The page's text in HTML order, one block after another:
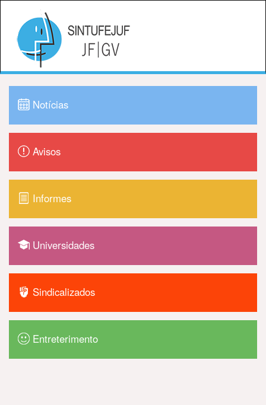
Notícias
Avisos
Informes
Universidades
Sindicalizados
Entreterimento